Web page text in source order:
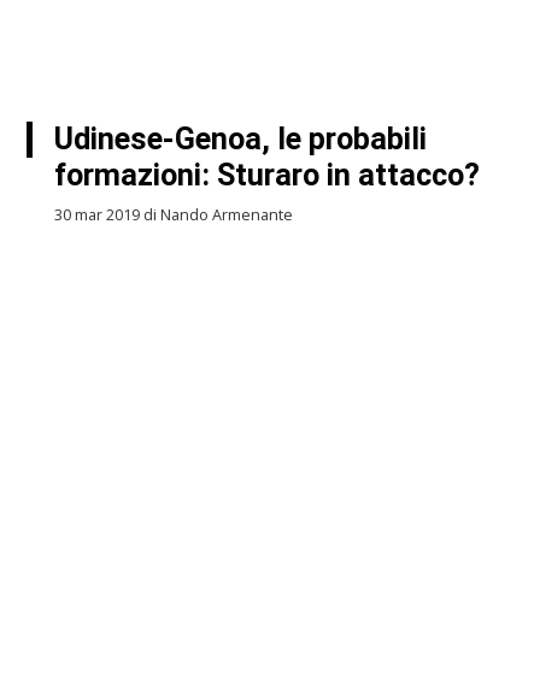
Udinese-Genoa, le probabili
formazioni: Sturaro in attacco?
30 mar 2019 di Nando Armenante